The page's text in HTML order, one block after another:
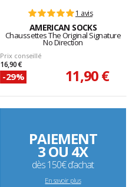
1 avis
AMERICAN SOCKS
Chaussettes The Original Signature
No Direction
Prix conseillé
16,90 €
-29% 11,90 €
PAIEMENT
3 OU 4X
dès 150€ d’achat
En savoir plus